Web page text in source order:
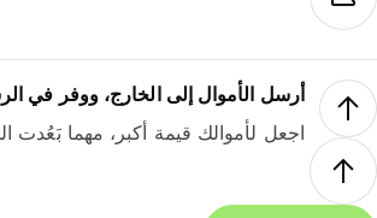
أرسل الأموال إلى الخارج، ووفر في
اجعل لأموالك قيمة أكبر، مهما بَعُدت